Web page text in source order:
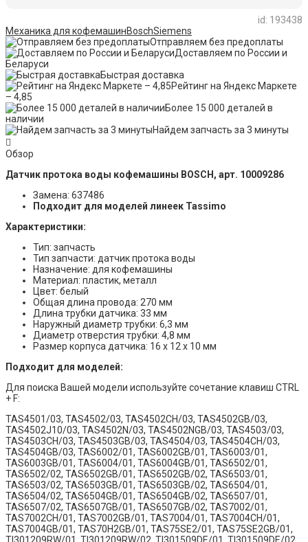
id: 193438
Механика для кофемашинBoschSiemens
Отправляем без предоплаты
Доставляем по России и
Беларуси
Быстрая доставка
Рейтинг на Яндекс Маркете
– 4,85
Более 15 000 деталей в
наличии
Найдем запчасть за 3 минуты
Обзор
Датчик протока воды кофемашины BOSCH, арт. 10009286
Замена: 637486
Подходит для моделей линеек Tassimo
Характеристики:
Тип: запчасть
Тип запчасти: датчик протока воды
Назначение: для кофемашины
Материал: пластик, металл
Цвет: белый
Общая длина провода: 270 мм
Длина трубки датчика: 33 мм
Наружный диаметр трубки: 6,3 мм
Диаметр отверстия трубки: 4,8 мм
Размер корпуса датчика: 16 х 12 х 10 мм
Подходит для моделей:
Для поиска Вашей модели используйте сочетание клавиш CTRL
+ F:
TAS4501/03, TAS4502/03, TAS4502CH/03, TAS4502GB/03,
TAS4502J10/03, TAS4502N/03, TAS4502NGB/03, TAS4503/03,
TAS4503CH/03, TAS4503GB/03, TAS4504/03, TAS4504CH/03,
TAS4504GB/03, TAS6002/01, TAS6002GB/01, TAS6003/01,
TAS6003GB/01, TAS6004/01, TAS6004GB/01, TAS6502/01,
TAS6502/02, TAS6502GB/01, TAS6502GB/02, TAS6503/01,
TAS6503/02, TAS6503GB/01, TAS6503GB/02, TAS6504/01,
TAS6504/02, TAS6504GB/01, TAS6504GB/02, TAS6507/01,
TAS6507/02, TAS6507GB/01, TAS6507GB/02, TAS7002/01,
TAS7002CH/01, TAS7002GB/01, TAS7004/01, TAS7004CH/01,
TAS7004GB/01, TAS70H2GB/01, TAS75SE2/01, TAS75SE2GB/01,